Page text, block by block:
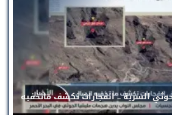
السرية .. انفجارات تكشف ماتخفيه